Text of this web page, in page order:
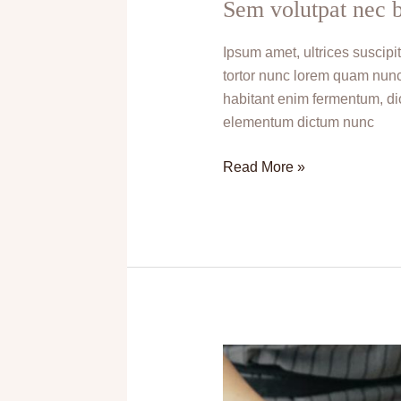
Sem volutpat nec
Ipsum amet, ultrices
tortor nunc lorem quam
habitant enim fermentum,
elementum dictum nunc
Read More »
Diam
aliquam